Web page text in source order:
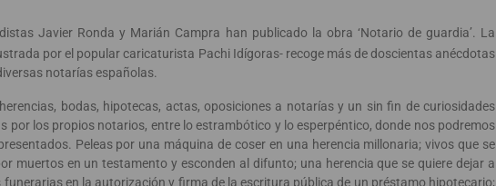
Javier Ronda y Marián Campra han publicado la obra ‘Notario de guardia’. La
por el popular caricaturista Pachi Idígoras- recoge más de doscientas anécdotas
notarías españolas.
bodas, hipotecas, actas, oposiciones a notarías y un sin fin de curiosidades
por los propios notarios, entre lo estrambótico y lo esperpéntico, donde nos podremos
Peleas por una máquina de coser en una herencia millonaria; vivos que se
muertos en un testamento y esconden al difunto; una herencia que se quiere dejar a
funerarias en la autorización y firma de la escritura pública de un préstamo hipotecario;